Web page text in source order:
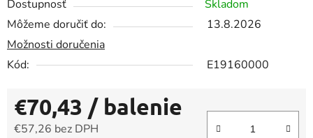
Dostupnosť
Skladom
Môžeme doručiť do:
13.8.2026
Možnosti doručenia
Kód:
E19160000
€70,43 / balenie
€57,26 bez DPH